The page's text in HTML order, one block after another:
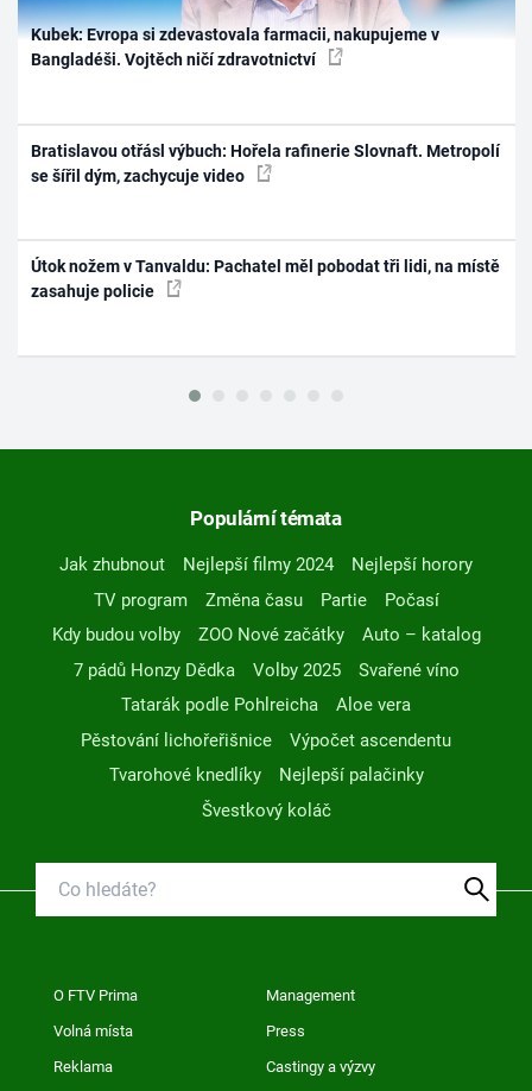
Kubek: Evropa si zdevastovala farmacii, nakupujeme v
Bangladéši. Vojtěch ničí zdravotnictví
Bratislavou otřásl výbuch: Hořela rafinerie Slovnaft. Metropolí
se šířil dým, zachycuje video
Útok nožem v Tanvaldu: Pachatel měl pobodat tři lidi, na místě
zasahuje policie
Populární témata
Jak zhubnout Nejlepší filmy 2024
Nejlepší horory
TV program
Změna času Partie
Počasí
Kdy budou volby
ZOO Nové začátky
Auto – katalog
7 pádů Honzy Dědka
Volby 2025
Svařené víno
Tatarák podle Pohlreicha
Aloe vera
Pěstování lichořeřišnice
Výpočet ascendentu
Tvarohové knedlíky
Nejlepší palačinky
Švestkový koláč
O FTV Prima Management
Volná místa Press
Reklama Castingy a výzvy